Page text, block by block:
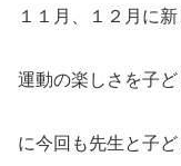
１１月、１２月に
運動の楽しさを子
に今回も先生と子